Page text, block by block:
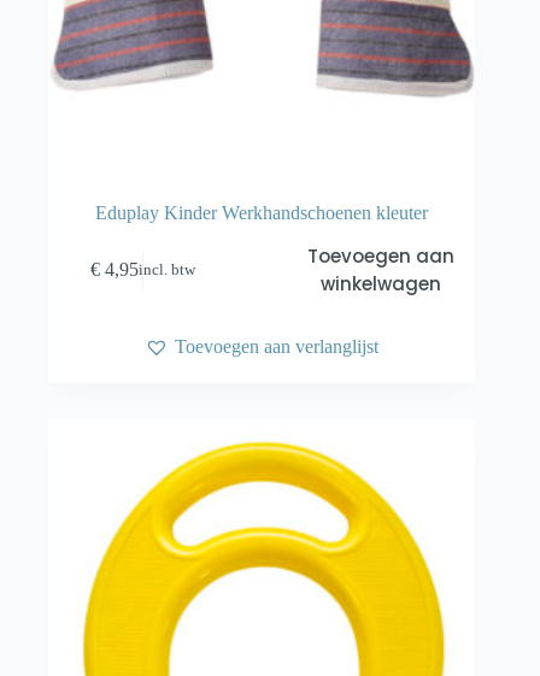
Eduplay Kinder Werkhandschoenen kleuter
€ 4,95incl. btw
Toevoegen aan
winkelwagen
Toevoegen aan verlanglijst